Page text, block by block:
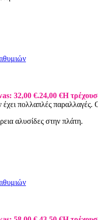
32,00 €.24,00 €Η
έχει πολλαπλές παραλλαγές.
αλυσίδες στην πλάτη.